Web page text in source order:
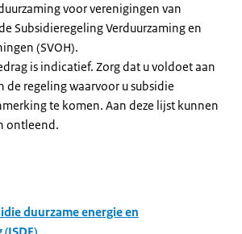
voor verenigingen van
Subsidieregeling Verduurzaming en
(SVOH).
is indicatief. Zorg dat u voldoet aan
de regeling waarvoor u subsidie
te komen. Aan deze lijst kunnen
ontleend.
duurzame energie en